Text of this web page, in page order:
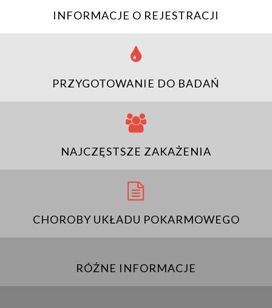
INFORMACJE O REJESTRACJI
PRZYGOTOWANIE DO BADAŃ
NAJCZĘSTSZE ZAKAŻENIA
CHOROBY UKŁADU POKARMOWEGO
RÓŻNE INFORMACJE